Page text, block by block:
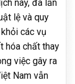
này, đã lẩn
lệ và quy
các vụ
hóa chất thay
việc gây ra
Nam vẫn